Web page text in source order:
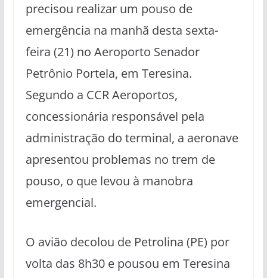
precisou realizar um pouso de
emergência na manhã desta sexta-
feira (21) no Aeroporto Senador
Petrônio Portela, em Teresina.
Segundo a CCR Aeroportos,
concessionária responsável pela
administração do terminal, a aeronave
apresentou problemas no trem de
pouso, o que levou à manobra
emergencial.
O avião decolou de Petrolina (PE) por
volta das 8h30 e pousou em Teresina